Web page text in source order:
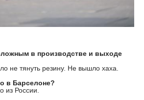
в производстве и выходе
не тянуть резину. Не вышло хаха.
в Барселоне?
из России.